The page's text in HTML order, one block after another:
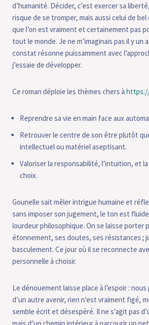
d’humanité. Décider, c’est exercer sa
risque de se tromper, mais aussi celui de
que l’on est vraiment et certainement pas
tout le monde. Je ne m’imaginais pas il y un
constat résonne puissamment avec
j’essaie de développer.
Ce roman déploie les thèmes chers à
Reprendre sa vie en main face aux
Retrouver le centre de son être plutôt
intellectuel ou matériel aseptisant.
Valoriser la responsabilité, l’intuition, et
choix.
Gounelle sait mêler intrigue humaine et
sans imposer son jugement, le ton est
lourdeur philosophique. On se laisse porter
étonnement, ses doutes, ses résistances ;
basculement. Ce jour où il se reconnecte
personnelle à choisir.
Le dénouement laisse place à l’espoir :
d’un autre avenir, rien n’est vraiment figé,
semble écrit et désespéré. Il ne s’agit pas